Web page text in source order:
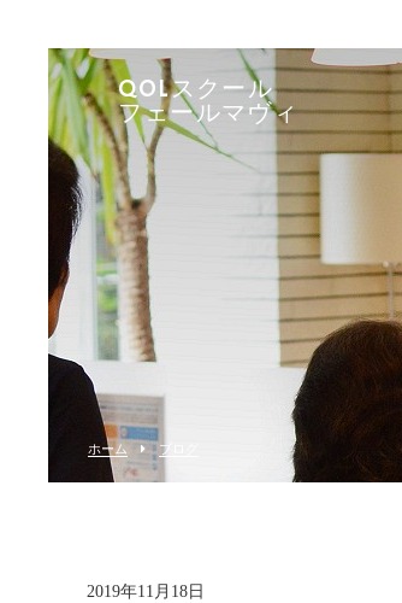
QOLスクール
フェールマヴィ
ホーム ブログ
2019年11月18日